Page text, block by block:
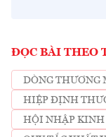
ĐỌC BÀI THEO
DÒNG THƯƠNG
HIỆP ĐỊNH
HỘI NHẬP KINH